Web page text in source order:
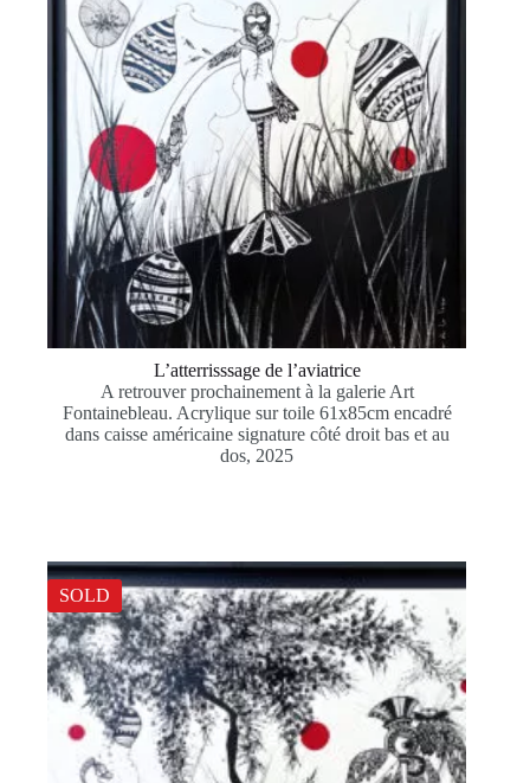
L’atterrisssage de l’aviatrice
A retrouver prochainement à la galerie Art
Fontainebleau. Acrylique sur toile 61x85cm encadré
dans caisse américaine signature côté droit bas et au
dos, 2025
SOLD